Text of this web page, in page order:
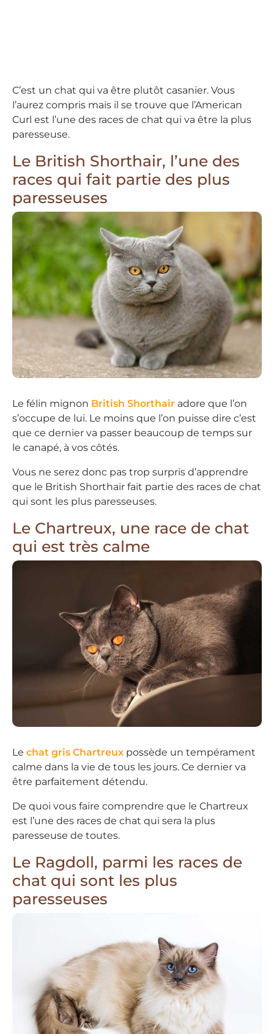
C’est un chat qui va être plutôt casanier. Vous
l’aurez compris mais il se trouve que l’American
Curl est l’une des races de chat qui va être la plus
paresseuse.
Le British Shorthair, l’une des
races qui fait partie des plus
paresseuses
Le félin mignon British Shorthair adore que l’on
s’occupe de lui. Le moins que l’on puisse dire c’est
que ce dernier va passer beaucoup de temps sur
le canapé, à vos côtés.
Vous ne serez donc pas trop surpris d’apprendre
que le British Shorthair fait partie des races de chat
qui sont les plus paresseuses.
Le Chartreux, une race de chat
qui est très calme
Le chat gris Chartreux possède un tempérament
calme dans la vie de tous les jours. Ce dernier va
être parfaitement détendu.
De quoi vous faire comprendre que le Chartreux
est l’une des races de chat qui sera la plus
paresseuse de toutes.
Le Ragdoll, parmi les races de
chat qui sont les plus
paresseuses